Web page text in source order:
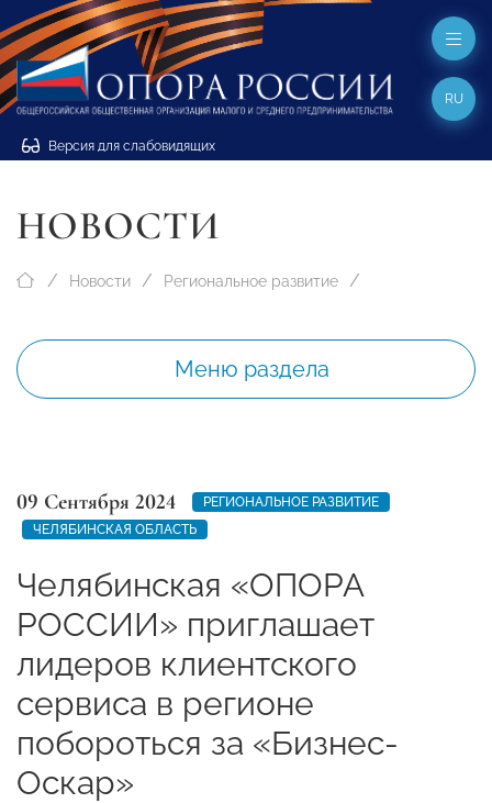
Версия для слабовидящих
RU
НОВОСТИ
Новости Региональное развитие
Меню раздела
09 Сентября 2024
РЕГИОНАЛЬНОЕ РАЗВИТИЕ
ЧЕЛЯБИНСКАЯ ОБЛАСТЬ
Челябинская «ОПОРА
РОССИИ» приглашает
лидеров клиентского
сервиса в регионе
побороться за «Бизнес-
Оскар»